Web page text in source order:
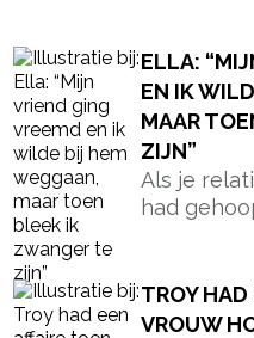
ELLA:
EN IK
MAAR
ZIJN”
Als je
had
TROY HAD
VROUW